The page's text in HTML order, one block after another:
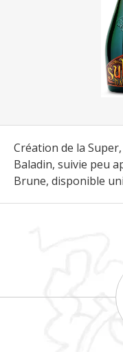
Création de la
Baladin, suivie peu
Brune, disponible